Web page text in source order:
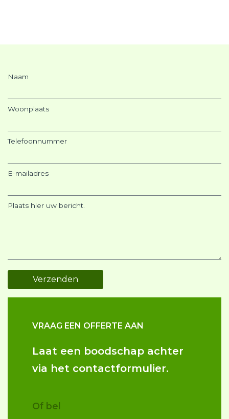
Naam
Woonplaats
Telefoonnummer
E-mailadres
Plaats hier uw bericht.
VRAAG EEN OFFERTE AAN
Laat een boodschap achter
via het contactformulier.
Of bel